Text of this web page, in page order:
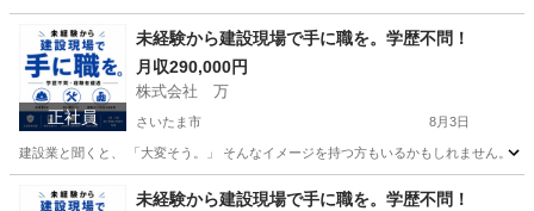
埼玉 戸田市 その他 未経験
正社員
未経験から建設現場で手に職を。学歴不問！
月収290,000円
株式会社 万
さいたま市 8月3日
建設業と聞くと、 「大変そう。」 そんなイメージを持つ方もいるかもしれません。
埼玉 さいたま市 その他 未経験
未経験から建設現場で手に職を。学歴不問！